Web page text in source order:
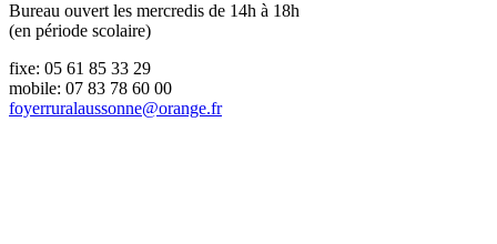
Bureau ouvert les mercredis de 14h à 18h
(en période scolaire)
fixe: 05 61 85 33 29
mobile: 07 83 78 60 00
foyerruralaussonne@orange.fr